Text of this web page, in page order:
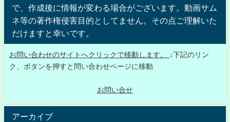
で、作成後に情報が変わる場合がございます。動画サム
ネ等の著作権侵害目的としてません。その点ご理解いた
だけますと幸いです。
お問い合わせのサイトへクリックで移動します。
↓下記のリン
ク、ボタンを押すと問い合わせページに移動
お問い合せ
アーカイブ